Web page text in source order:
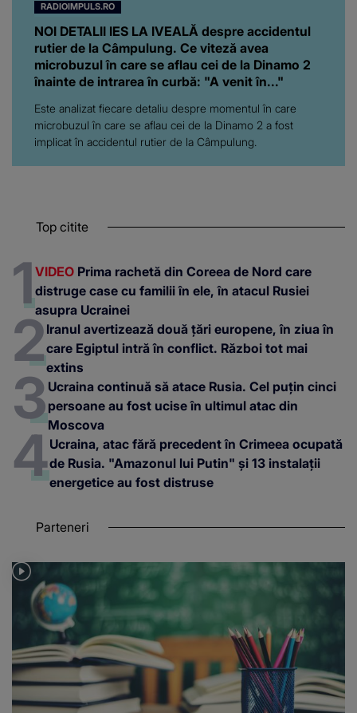
RADIOIMPULS.RO
NOI DETALII IES LA IVEALĂ despre accidentul
rutier de la Câmpulung. Ce viteză avea
microbuzul în care se aflau cei de la Dinamo 2
înainte de intrarea în curbă: "A venit în..."
Este analizat fiecare detaliu despre momentul în care
microbuzul în care se aflau cei de la Dinamo 2 a fost
implicat în accidentul rutier de la Câmpulung.
Top citite
VIDEO Prima rachetă din Coreea de Nord care
distruge case cu familii în ele, în atacul Rusiei
asupra Ucrainei
Iranul avertizează două țări europene, în ziua în
care Egiptul intră în conflict. Război tot mai
extins
Ucraina continuă să atace Rusia. Cel puțin cinci
persoane au fost ucise în ultimul atac din
Moscova
Ucraina, atac fără precedent în Crimeea ocupată
de Rusia. "Amazonul lui Putin" și 13 instalații
energetice au fost distruse
Parteneri